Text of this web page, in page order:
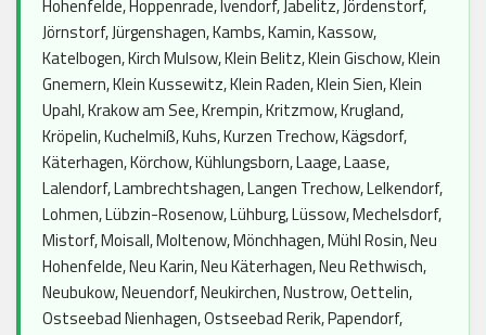
Hohenfelde, Hoppenrade, Ivendorf, Jabelitz, Jördenstorf,
Jörnstorf, Jürgenshagen, Kambs, Kamin, Kassow,
Katelbogen, Kirch Mulsow, Klein Belitz, Klein Gischow, Klein
Gnemern, Klein Kussewitz, Klein Raden, Klein Sien, Klein
Upahl, Krakow am See, Krempin, Kritzmow, Krugland,
Kröpelin, Kuchelmiß, Kuhs, Kurzen Trechow, Kägsdorf,
Käterhagen, Körchow, Kühlungsborn, Laage, Laase,
Lalendorf, Lambrechtshagen, Langen Trechow, Lelkendorf,
Lohmen, Lübzin-Rosenow, Lühburg, Lüssow, Mechelsdorf,
Mistorf, Moisall, Moltenow, Mönchhagen, Mühl Rosin, Neu
Hohenfelde, Neu Karin, Neu Käterhagen, Neu Rethwisch,
Neubukow, Neuendorf, Neukirchen, Nustrow, Oettelin,
Ostseebad Nienhagen, Ostseebad Rerik, Papendorf,